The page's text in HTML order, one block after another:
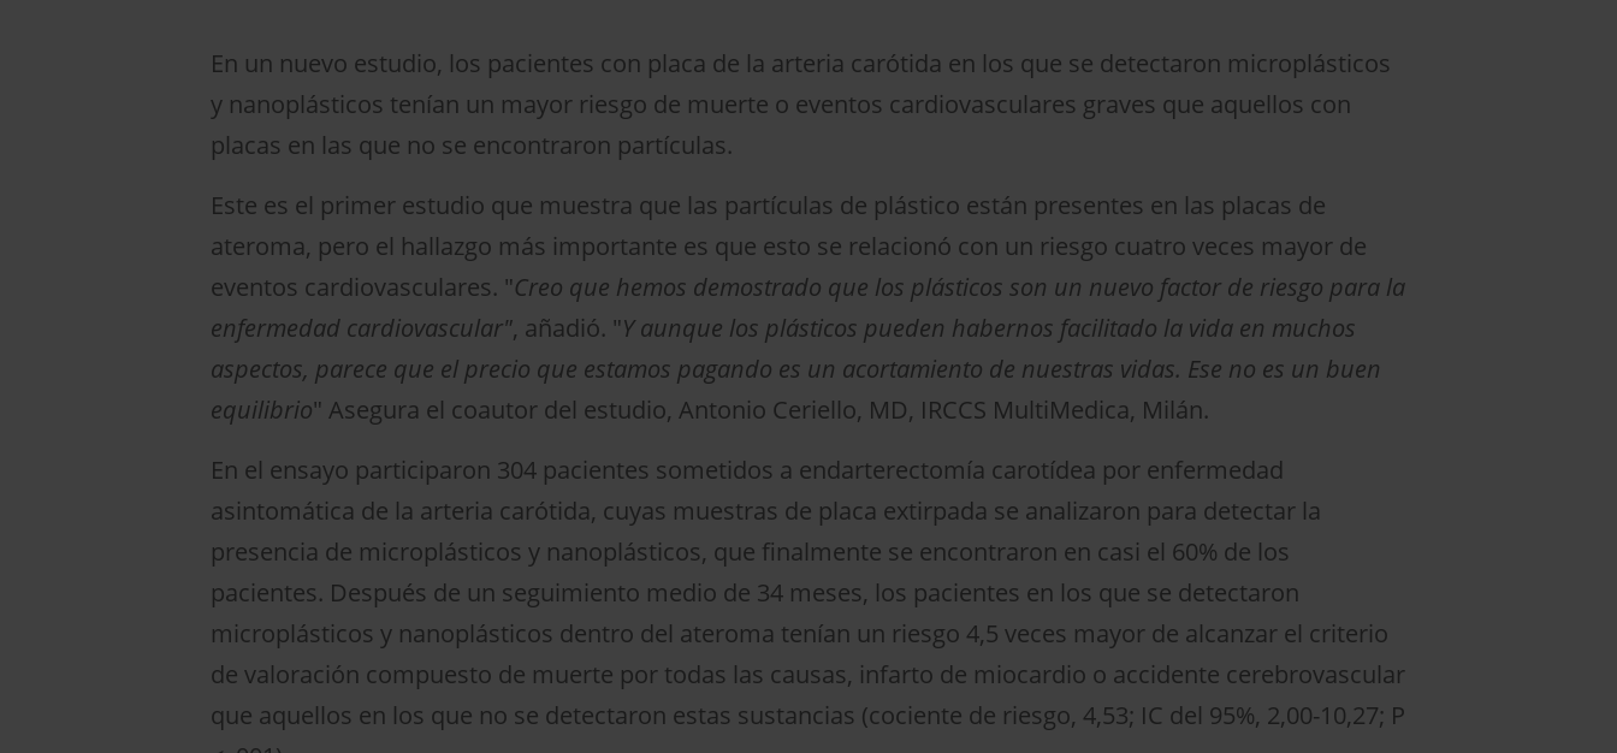
En un nuevo estudio, los pacientes con placa de la arteria carótida en los que se detectaron microplásticos
y nanoplásticos tenían un mayor riesgo de muerte o eventos cardiovasculares graves que aquellos con
placas en las que no se encontraron partículas.
Este es el primer estudio que muestra que las partículas de plástico están presentes en las placas de
ateroma, pero el hallazgo más importante es que esto se relacionó con un riesgo cuatro veces mayor de
eventos cardiovasculares. "Creo que hemos demostrado que los plásticos son un nuevo factor de riesgo para la
enfermedad cardiovascular", añadió. "Y aunque los plásticos pueden habernos facilitado la vida en muchos
aspectos, parece que el precio que estamos pagando es un acortamiento de nuestras vidas. Ese no es un buen
equilibrio" Asegura el coautor del estudio, Antonio Ceriello, MD, IRCCS MultiMedica, Milán.
En el ensayo participaron 304 pacientes sometidos a endarterectomía carotídea por enfermedad
asintomática de la arteria carótida, cuyas muestras de placa extirpada se analizaron para detectar la
presencia de microplásticos y nanoplásticos, que finalmente se encontraron en casi el 60% de los
pacientes. Después de un seguimiento medio de 34 meses, los pacientes en los que se detectaron
microplásticos y nanoplásticos dentro del ateroma tenían un riesgo 4,5 veces mayor de alcanzar el criterio
de valoración compuesto de muerte por todas las causas, infarto de miocardio o accidente cerebrovascular
que aquellos en los que no se detectaron estas sustancias (cociente de riesgo, 4,53; IC del 95%, 2,00-10,27; P